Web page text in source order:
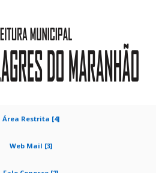
Área Restrita [4]
Web Mail [3]